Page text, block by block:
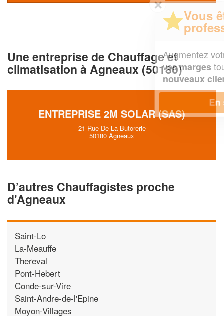
Une entreprise de Chauffage et
climatisation à Agneaux (50180)
ENTREPRISE 2M SOLAR (SAS)
21 Rue De La Butorerie
50180 Agneaux
D’autres Chauffagistes proche
d'Agneaux
Saint-Lo
La-Meauffe
Thereval
Pont-Hebert
Conde-sur-Vire
Saint-Andre-de-l'Epine
Moyon-Villages
✕
professionnel ?
Augmentez votrechiffre d'affaireset
vos margestout en gagnant de
nouveaux clients !